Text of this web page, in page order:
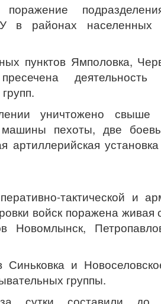
в районах
пунктов Ямполовка,
деятельность
уничтожено свыше
пехоты, две
тактической и
войск поражена
Новомлынск,
и
группы.
сутки составили до